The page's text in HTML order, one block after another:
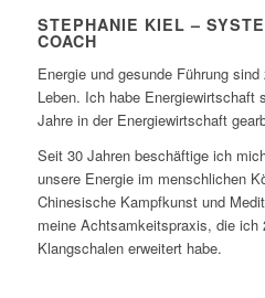
STEPHANIE KIEL –
COACH
Energie und gesunde Führung
Leben. Ich habe Energiewirtschaft
Jahre in der Energiewirtschaft
Seit 30 Jahren beschäftige ich
unsere Energie im menschlichen
Chinesische Kampfkunst und
meine Achtsamkeitspraxis, die ich
Klangschalen erweitert habe.